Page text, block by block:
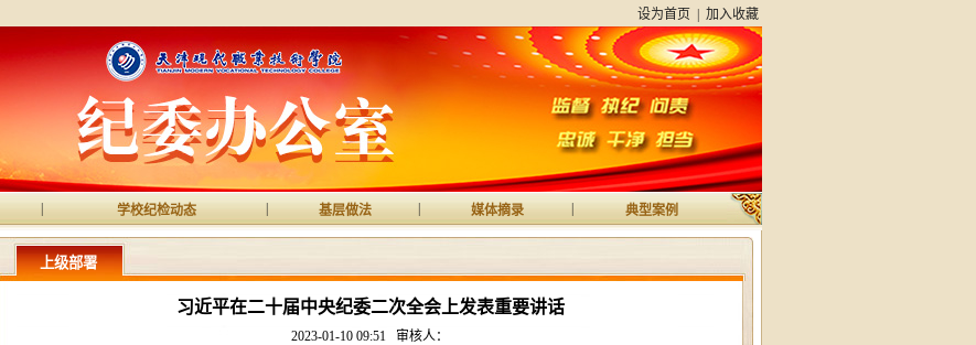
设为首页 加入收藏
学校纪检动态 基层做法 媒体摘录 典型案例
上级部署
习近平在二十届中央纪委二次全会上发表重要讲话
2023-01-10 09:51 审核人：